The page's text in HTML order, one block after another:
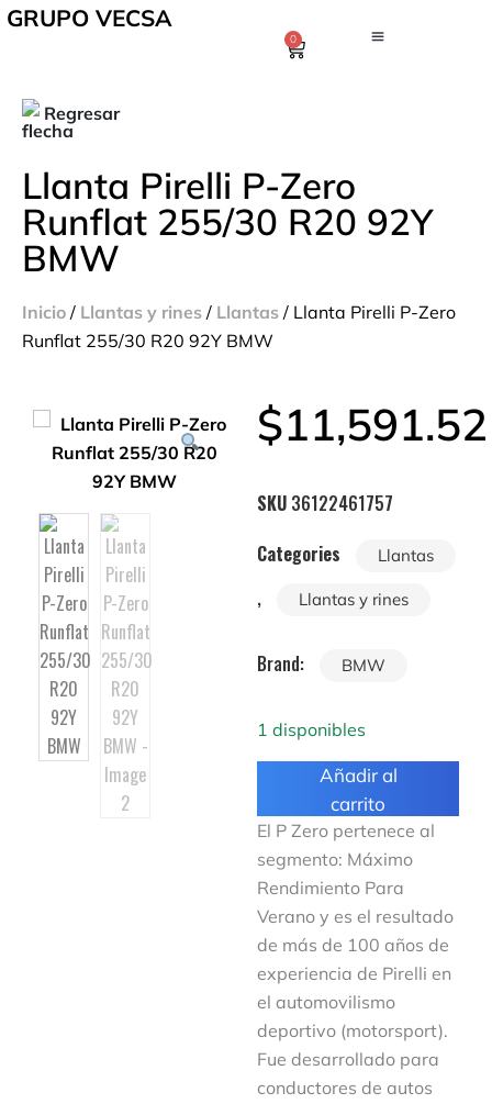
GRUPO VECSA
0
Regresar
Llanta Pirelli P-Zero
Runflat 255/30 R20 92Y
BMW
Inicio / Llantas y rines / Llantas / Llanta Pirelli P-Zero
Runflat 255/30 R20 92Y BMW
$11,591.52
SKU 36122461757
Categories
Llantas
, Llantas y rines
Brand: BMW
1 disponibles
Añadir al
carrito
El P Zero pertenece al
segmento: Máximo
Rendimiento Para
Verano y es el resultado
de más de 100 años de
experiencia de Pirelli en
el automovilismo
deportivo (motorsport).
Fue desarrollado para
conductores de autos